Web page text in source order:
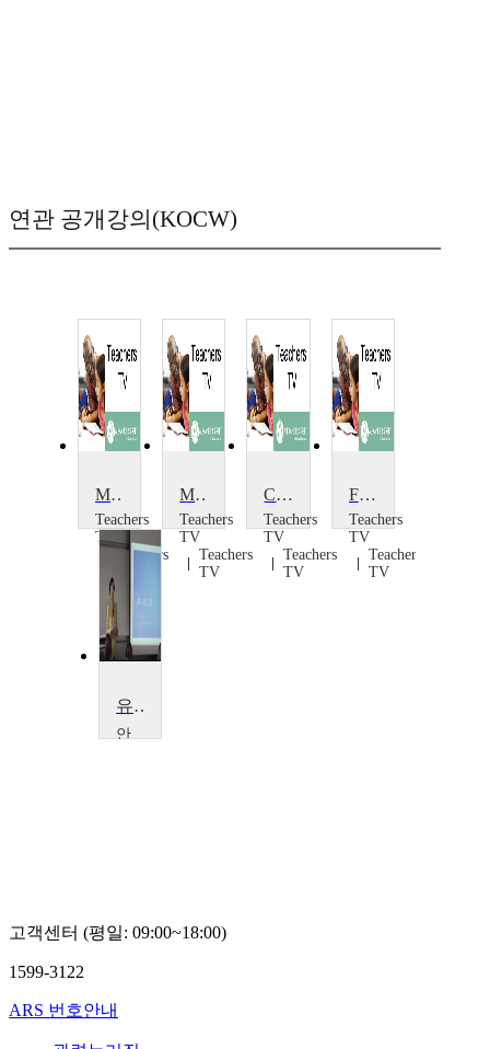
연관 공개강의(KOCW)
Movement
Teachers
TV
Teachers
Movement, Praise and Groups
Teachers
TV
Teachers
TV
Changing Movement by Force
Teachers
TV
Teachers
TV
Fundamental Movement Skills
Teachers
TV
Teachers
TV
유아수학교육
안
고객센터 (평일: 09:00~18:00)
1599-3122
ARS 번호안내